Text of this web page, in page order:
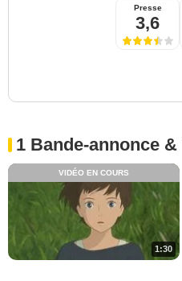
Presse
3,6
1 Bande-annonce &
1:30
VIDÉO EN COURS